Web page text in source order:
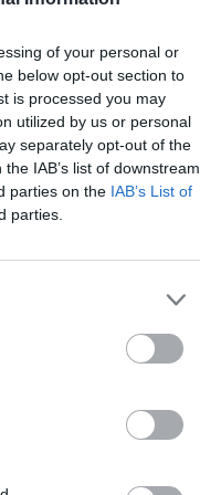
of your personal or
below opt-out section to
is processed you may
utilized by us or personal
separately opt-out of the
IAB’s list of downstream
parties on the IAB’s List of
parties.